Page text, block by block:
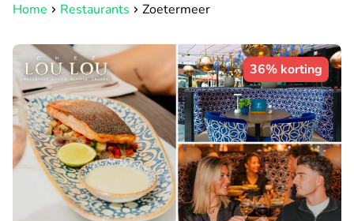
Home Restaurants Zoetermeer
36% korting